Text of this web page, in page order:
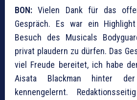
BON: Vielen Dank für das
Gespräch. Es war ein
Besuch des Musicals
privat plaudern zu dürfen. Das
viel Freude bereitet, ich habe
Aisata Blackman hinter
kennengelernt.